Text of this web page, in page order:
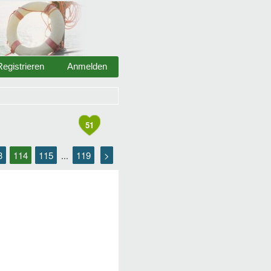
Anmelden
51
114 115 ... 119 >